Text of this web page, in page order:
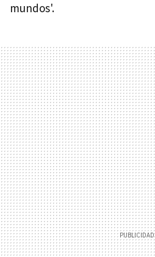
mundos'.